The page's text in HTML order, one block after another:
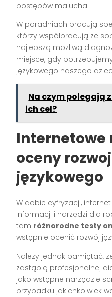
postępów malucha.
W poradniach pracują
którzy współpracują ze
najlepszą możliwą
miejsce, gdy
językowego naszego
Na czym polegają
ich cel?
Internetowe
oceny
językowego
W dobie cyfryzacji,
informacji i narzędzi dla
tam różnorodne testy
wstępnie ocenić rozwój
Należy jednak pamiętać,
zastąpią profesjonalnej
jako wstępne narzędzie
przypadku jakichkolwiek